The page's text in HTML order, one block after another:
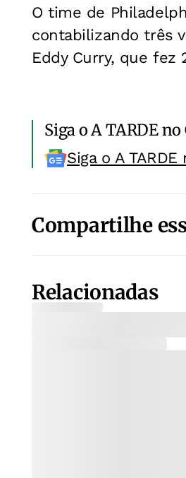
O time de
contabilizando três
Eddy Curry, que fez
Siga o A TARDE no
Siga o A
Compartilhe
Relacionadas